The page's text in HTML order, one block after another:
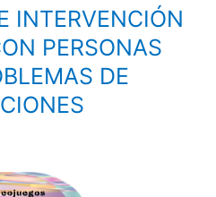
INTERVENCIÓN
PERSONAS
DE